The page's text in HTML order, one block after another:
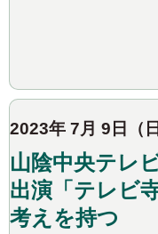
2023年 7月 9日（日
山陰中央テレ
出演「テレビ
考えを持つ